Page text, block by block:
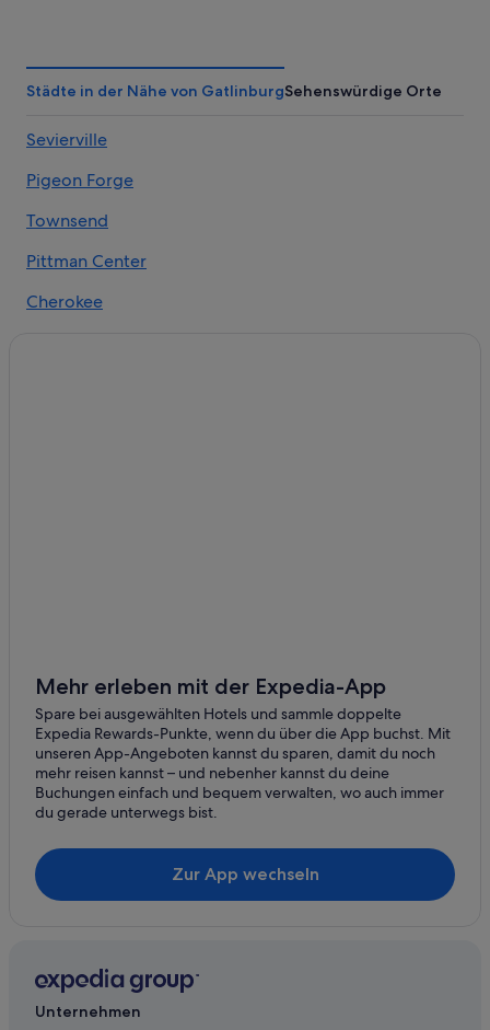
Mountains-Nationalparks
3-Sterne-Hotels in Gatlinburg
Hotel-Resorts in Gatlinburg
Hausboote in Gatlinburg
Chalet Village: Hotels
Williamsburg Hotels
Private Ferienhäuser in Gatlinburg
Hotels mit Pool in Gatlinburg
Ferienwohnungen in Gatlinburg
Hotels mit Sauna in Gatlinburg
Städte in der Nähe von GatlinburgSehenswürdige Orte
Sevierville
Pigeon Forge
Townsend
Pittman Center
Cherokee
Mehr erleben mit der Expedia-App
Spare bei ausgewählten Hotels und sammle doppelte
Expedia Rewards-Punkte, wenn du über die App buchst. Mit
unseren App-Angeboten kannst du sparen, damit du noch
mehr reisen kannst – und nebenher kannst du deine
Buchungen einfach und bequem verwalten, wo auch immer
du gerade unterwegs bist.
Zur App wechseln
Unternehmen